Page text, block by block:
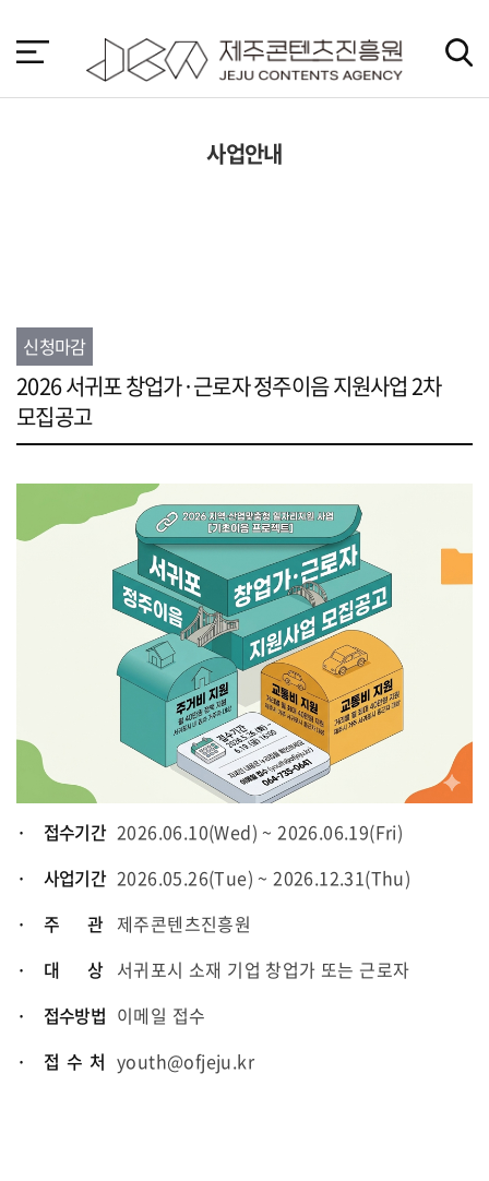
바
가
사업안내
신청마감
2026 서귀포 창업가·근로자 정주이음 지원사업 2차
모집공고
· 접수기간 2026.06.10(Wed) ~ 2026.06.19(Fri)
· 사업기간 2026.05.26(Tue) ~ 2026.12.31(Thu)
· 주 관 제주콘텐츠진흥원
· 대 상 서귀포시 소재 기업 창업가 또는 근로자
· 접수방법 이메일 접수
· 접 수 처 youth@ofjeju.kr